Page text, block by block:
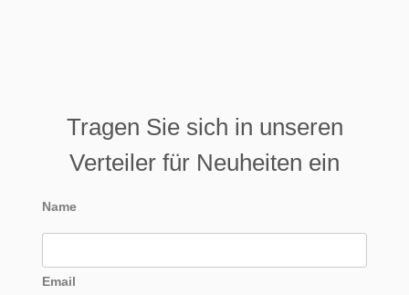
Tragen Sie sich in unseren
Verteiler für Neuheiten ein
Name
Email